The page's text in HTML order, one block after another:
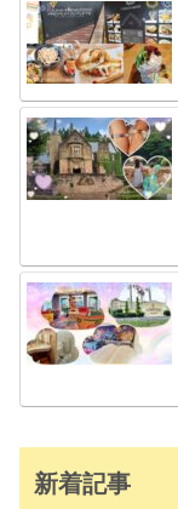
新着記事